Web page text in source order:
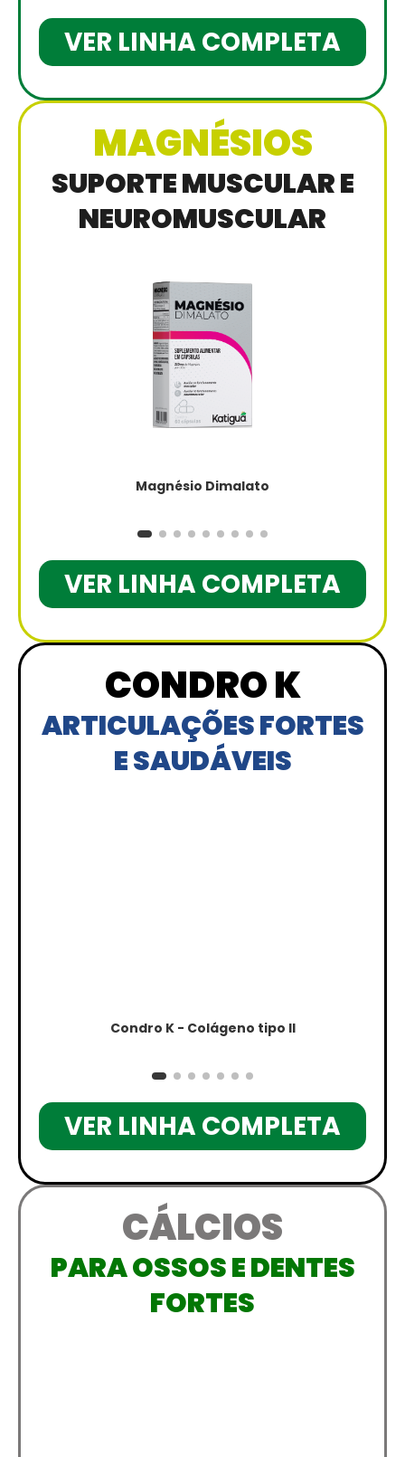
VER LINHA COMPLETA
MAGNÉSIOS
SUPORTE MUSCULAR E
NEUROMUSCULAR
Magnésio Dimalato
VER LINHA COMPLETA
CONDRO K
ARTICULAÇÕES FORTES
E SAUDÁVEIS
Condro K - Colágeno tipo II
VER LINHA COMPLETA
CÁLCIOS
PARA OSSOS E DENTES
FORTES